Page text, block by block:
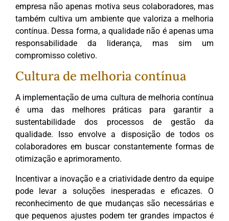
empresa não apenas motiva seus colaboradores, mas
também cultiva um ambiente que valoriza a melhoria
contínua. Dessa forma, a qualidade não é apenas uma
responsabilidade da liderança, mas sim um
compromisso coletivo.
Cultura de melhoria contínua
A implementação de uma cultura de melhoria contínua
é uma das melhores práticas para garantir a
sustentabilidade dos processos de gestão da
qualidade. Isso envolve a disposição de todos os
colaboradores em buscar constantemente formas de
otimização e aprimoramento.
Incentivar a inovação e a criatividade dentro da equipe
pode levar a soluções inesperadas e eficazes. O
reconhecimento de que mudanças são necessárias e
que pequenos ajustes podem ter grandes impactos é